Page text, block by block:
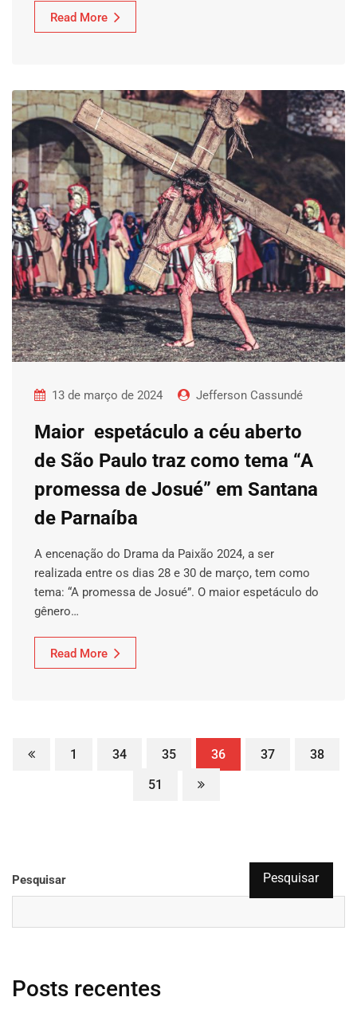
Read More
13 de março de 2024 Jefferson Cassundé
Maior espetáculo a céu aberto
de São Paulo traz como tema “A
promessa de Josué” em Santana
de Parnaíba
A encenação do Drama da Paixão 2024, a ser
realizada entre os dias 28 e 30 de março, tem como
tema: “A promessa de Josué”. O maior espetáculo do
gênero…
Read More
1 34 35 36 37
38
51
Pesquisar Pesquisar
Posts recentes